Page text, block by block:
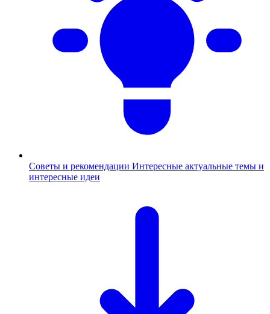
Советы и рекомендации Интересные актуальные темы и
интересные идеи